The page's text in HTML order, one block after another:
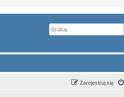
Zarejestruj się